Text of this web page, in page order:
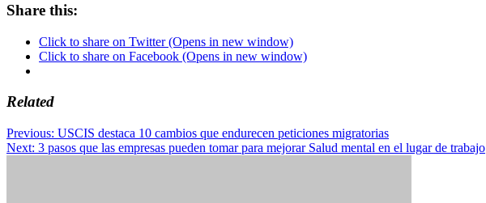
Share this:
Click to share on Twitter (Opens in new window)
Click to share on Facebook (Opens in new window)
Related
Post
navigation
Previous: USCIS destaca 10 cambios que endurecen peticiones migratorias
Next: 3 pasos que las empresas pueden tomar para mejorar Salud mental en el lugar de trabajo